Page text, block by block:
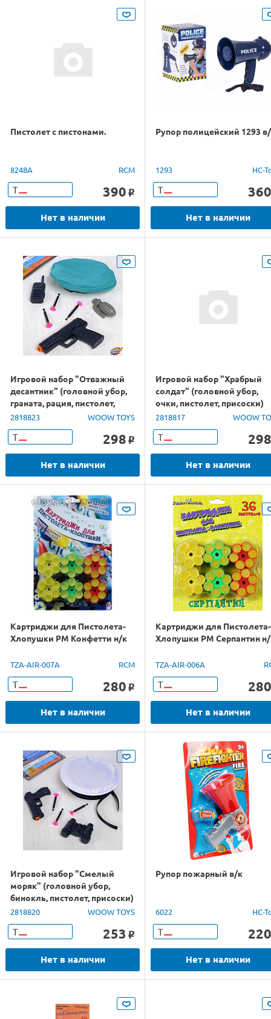
Пистолет с пистонами.
8248A RCM
Т 390 o
Нет в наличии
Рупор полицейский 1293
1293 HC-
Т 360
Нет в наличии
Игровой набор "Отважный
десантник" (головной убор,
граната, рация, пистолет,
присоски)
2818823 WOOW TOYS
Т 298 o
Нет в наличии
Игровой набор "Храбрый
солдат" (головной убор,
очки, пистолет, присоски)
2818817 WOOW
Т 298
Нет в наличии
Картриджи для Пистолета-
Хлопушки РМ Конфетти н/к
TZA-AIR-007A RCM
Т 280 o
Нет в наличии
Картриджи для Пистолета-
Хлопушки РМ Серпантин
TZA-AIR-006A
Т 280
Нет в наличии
Игровой набор "Смелый
моряк" (головной убор,
бинокль, пистолет, присоски)
2818820 WOOW TOYS
Т 253 o
Нет в наличии
Рупор пожарный в/к
6022 HC-
Т 220
Нет в наличии